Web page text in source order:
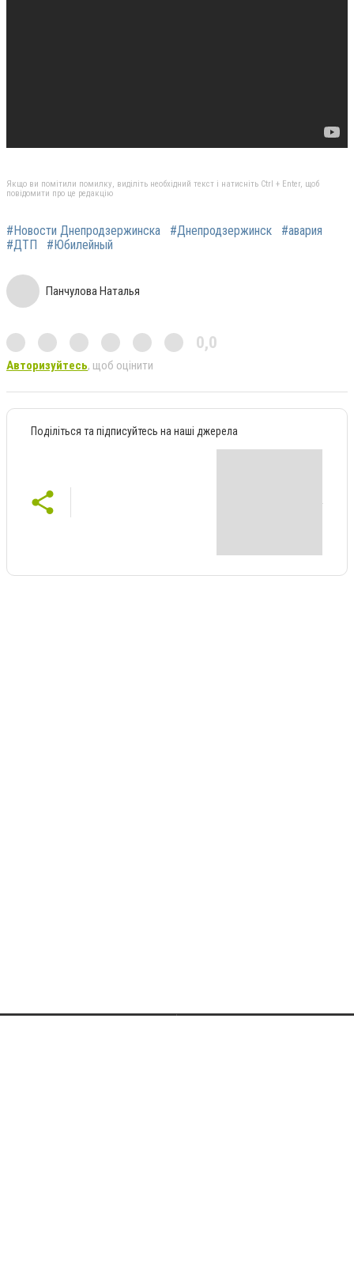
Якщо ви помітили помилку, виділіть необхідний текст і натисніть Ctrl + Enter, щоб
повідомити про це редакцію
#Новости Днепродзержинска #Днепродзержинск
#авария
#ДТП
#Юбилейный
Панчулова Наталья
0,0
Авторизуйтесь, щоб оцінити
Поділіться та підписуйтесь на наші джерела